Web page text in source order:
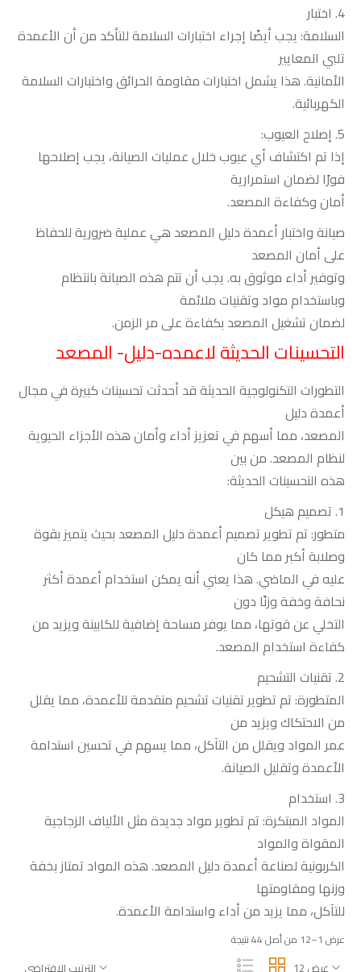
4. اختبار
السلامة: يجب أيضًا إجراء اختبارات السلامة للتأكد من أن الأعمدة
تلبي المعايير
الأمانية. هذا يشمل اختبارات مقاومة الحرائق واختبارات السلامة
الكهربائية.
5. إصلاح العيوب:
إذا تم اكتشاف أي عيوب خلال عمليات الصيانة، يجب إصلاحها
فورًا لضمان استمرارية
أمان وكفاءة المصعد.
صيانة واختبار أعمدة دليل المصعد هي عملية ضرورية للحفاظ
على أمان المصعد
وتوفير أداء موثوق به. يجب أن تتم هذه الصيانة بانتظام
وباستخدام مواد وتقنيات ملائمة
لضمان تشغيل المصعد بكفاءة على مر الزمن.
التحسينات الحديثة لاعمده-دليل- المصعد
التطورات التكنولوجية الحديثة قد أحدثت تحسينات كبيرة في مجال
أعمدة دليل
المصعد، مما أسهم في تعزيز أداء وأمان هذه الأجزاء الحيوية
لنظام المصعد. من بين
هذه التحسينات الحديثة:
1. تصميم هيكل
متطور: تم تطوير تصميم أعمدة دليل المصعد بحيث يتميز بقوة
وصلابة أكبر مما كان
عليه في الماضي. هذا يعني أنه يمكن استخدام أعمدة أكثر
نحافة وخفة وزنًا دون
التخلي عن قوتها، مما يوفر مساحة إضافية للكابينة ويزيد من
كفاءة استخدام المصعد.
2. تقنيات التشحيم
المتطورة: تم تطوير تقنيات تشحيم متقدمة للأعمدة، مما يقلل
من الاحتكاك ويزيد من
عمر المواد ويقلل من التآكل، مما يسهم في تحسين استدامة
الأعمدة وتقليل الصيانة.
3. استخدام
المواد المبتكرة: تم تطوير مواد جديدة مثل الألياف الزجاجية
المقواة والمواد
الكربونية لصناعة أعمدة دليل المصعد. هذه المواد تمتاز بخفة
وزنها ومقاومتها
للتآكل، مما يزيد من أداء واستدامة الأعمدة.
عرض 1–12 من أصل 44 نتيجة
عرض 12 الترتيب الافتراضي